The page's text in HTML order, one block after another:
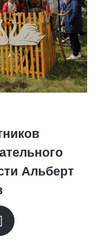
Альберт